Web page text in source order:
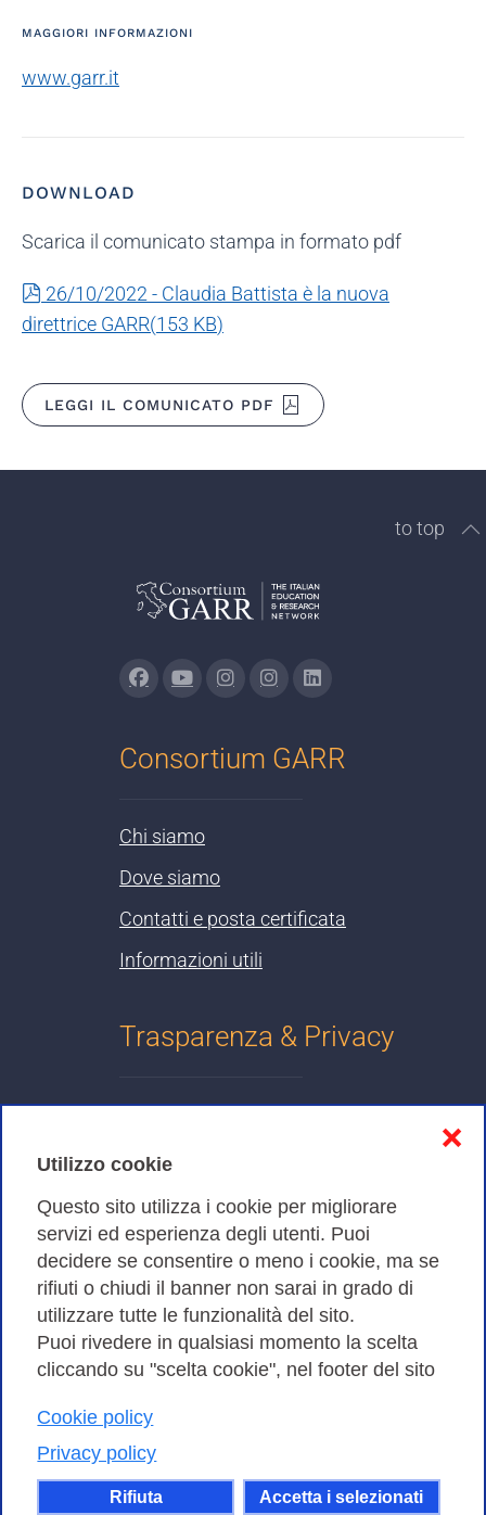
Utilizzo cookie
Questo sito utilizza i cookie per migliorare
servizi ed esperienza degli utenti. Puoi
decidere se consentire o meno i cookie, ma se
rifiuti o chiudi il banner non sarai in grado di
utilizzare tutte le funzionalità del sito.
Puoi rivedere in qualsiasi momento la scelta
cliccando su "scelta cookie", nel footer del sito
Cookie policy
Privacy policy
Rifiuta Accetta i selezionati
❌
MAGGIORI INFORMAZIONI
www.garr.it
DOWNLOAD
Scarica il comunicato stampa in formato pdf
pdf
26/10/2022 - Claudia Battista è la nuova
direttrice GARR(153 KB)
LEGGI IL COMUNICATO PDF
to top
Consortium GARR
Chi siamo
Dove siamo
Contatti e posta certificata
Informazioni utili
Trasparenza & Privacy
Cookies Policy
Amministrazione trasparente
Bandi di Gara
Consortium GARR - Via dei Tizii, 6 - 00185 Roma | Tel.
| CF 97284570583 – PI 07577141000 | Codice
Destinatario 7EU9KEU |
Il contenuto di questo sito e' rilasciato, tranne dove
altrimenti indicato, secondo i termini della licenza